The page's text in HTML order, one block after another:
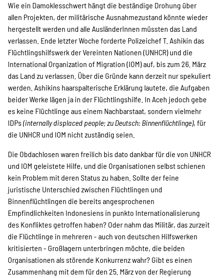
Wie ein Damoklesschwert hängt die beständige Drohung über
allen Projekten, der militärische Ausnahmezustand könnte wieder
hergestellt werden und alle AusländerInnen müssten das Land
verlassen. Ende letzter Woche forderte Polizeichef T. Ashikin das
Flüchtlingshilfswerk der Vereinten Nationen (UNHCR) und die
International Organization of Migration (IOM) auf, bis zum 26. März
das Land zu verlassen. Über die Gründe kann derzeit nur spekuliert
werden. Ashikins haarspalterische Erklärung lautete, die Aufgaben
beider Werke lägen ja in der Flüchtlingshilfe. In Aceh jedoch gebe
es keine Flüchtlinge aus einem Nachbarstaat, sondern vielmehr
IDPs(internally displaced people; zu Deutsch: Binnenflüchtlinge), für
die UNHCR und IOM nicht zuständig seien.
Die Obdachlosen waren freilich bis dato dankbar für die von UNHCR
und IOM geleistete Hilfe, und die Organisationen selbst schienen
kein Problem mit deren Status zu haben. Sollte der feine
juristische Unterschied zwischen Flüchtlingen und
Binnenflüchtlingen die bereits angesprochenen
Empfindlichkeiten Indonesiens in punkto Internationalisierung
des Konfliktes getroffen haben? Oder nahm das Militär, das zurzeit
die Flüchtlinge in mehreren - auch von deutschen Hilfswerken
kritisierten - Großlagern unterbringen möchte, die beiden
Organisationen als störende Konkurrenz wahr? Gibt es einen
Zusammenhang mit dem für den 25. März von der Regierung